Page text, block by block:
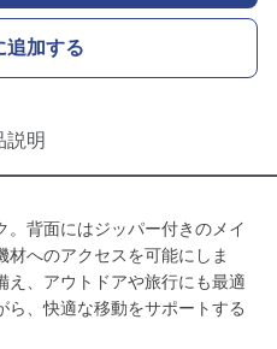
追加する
説明
背面にはジッパー付きのメイ
材へのアクセスを可能にしま
え、アウトドアや旅行にも最適
ら、快適な移動をサポートする